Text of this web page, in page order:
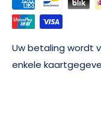
Uw betaling wordt
enkele